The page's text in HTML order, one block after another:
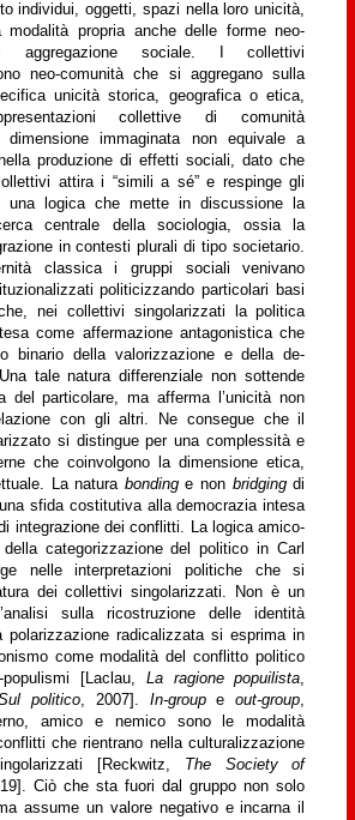
individui, oggetti, spazi nella loro unicità,
modalità propria anche delle forme neo-
aggregazione sociale. I collettivi
neo-comunità che si aggregano sulla
unicità storica, geografica o etica,
collettive di comunità
dimensione immaginata non equivale a
produzione di effetti sociali, dato che
attira i “simili a sé” e respinge gli
una logica che mette in discussione la
centrale della sociologia, ossia la
in contesti plurali di tipo societario.
classica i gruppi sociali venivano
politicizzando particolari basi
nei collettivi singolarizzati la politica
come affermazione antagonistica che
binario della valorizzazione e della de-
tale natura differenziale non sottende
del particolare, ma afferma l’unicità non
con gli altri. Ne consegue che il
si distingue per una complessità e
che coinvolgono la dimensione etica,
La natura bondinge non bridgingdi
sfida costitutiva alla democrazia intesa
integrazione dei conflitti. La logica amico-
categorizzazione del politico in Carl
nelle interpretazioni politiche che si
dei collettivi singolarizzati. Non è un
sulla ricostruzione delle identità
polarizzazione radicalizzata si esprima in
come modalità del conflitto politico
[Laclau, La ragione popuilista,
politico, 2007]. In-groupeout-group,
amico e nemico sono le modalità
che rientrano nella culturalizzazione
[Reckwitz,
The Society of
Ciò che sta fuori dal gruppo non solo
assume un valore negativo e incarna il